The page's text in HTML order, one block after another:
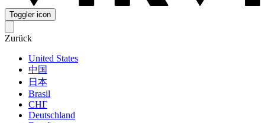
Toggler icon
Zurück
United States
中国
日本
Brasil
СНГ
Deutschland